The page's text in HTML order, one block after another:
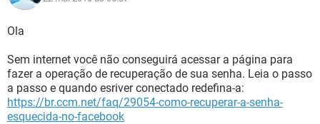
Ola
Sem internet você não conseguirá acessar a página para
fazer a operação de recuperação de sua senha. Leia o passo
a passo e quando esriver conectado redefina-a:
https://br.ccm.net/faq/29054-como-recuperar-a-senha-
esquecida-no-facebook